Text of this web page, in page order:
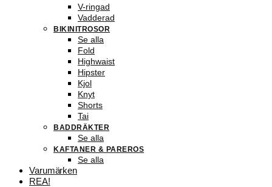
V-ringad
Vadderad
BIKINITROSOR
Se alla
Fold
Highwaist
Hipster
Kjol
Knyt
Shorts
Tai
BADDRÄKTER
Se alla
KAFTANER & PAREROS
Se alla
Varumärken
REA!